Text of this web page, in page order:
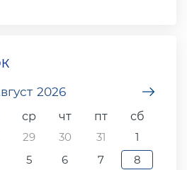
2026
ср чт пт
сб
29 30 31
1
5 6 7
8